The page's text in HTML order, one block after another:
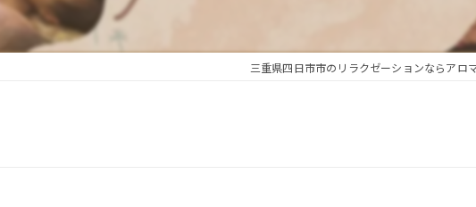
三重県四日市市のリラクゼーションならアロ